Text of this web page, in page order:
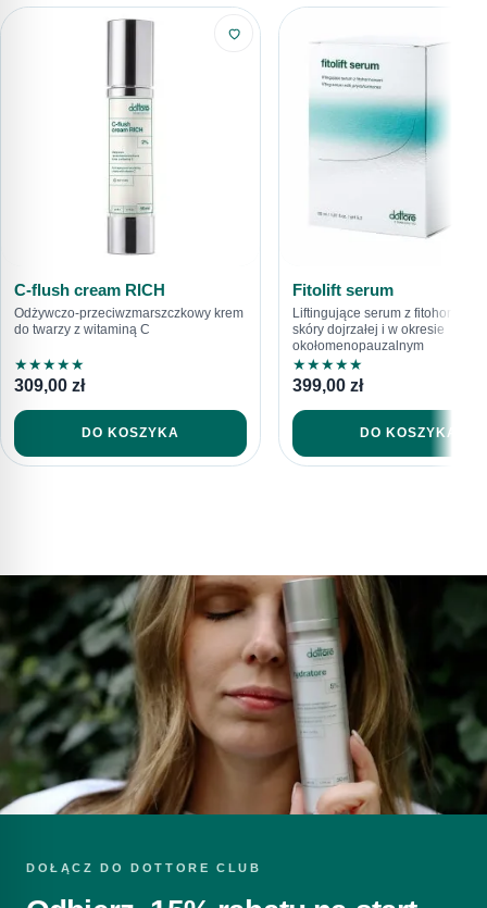
616792520 sklep@dottore.beauty
C-flush cream RICH
Odżywczo-przeciwzmarszczkowy krem
do twarzy z witaminą C
★★★★★
309,00 zł
DO KOSZYKA
Fitolift serum
Liftingujące serum z
skóry dojrzałej i w okresie
okołomenopauzalnym
★★★★★
399,00 zł
DO KOSZYKA
DOŁĄCZ DO DOTTORE CLUB